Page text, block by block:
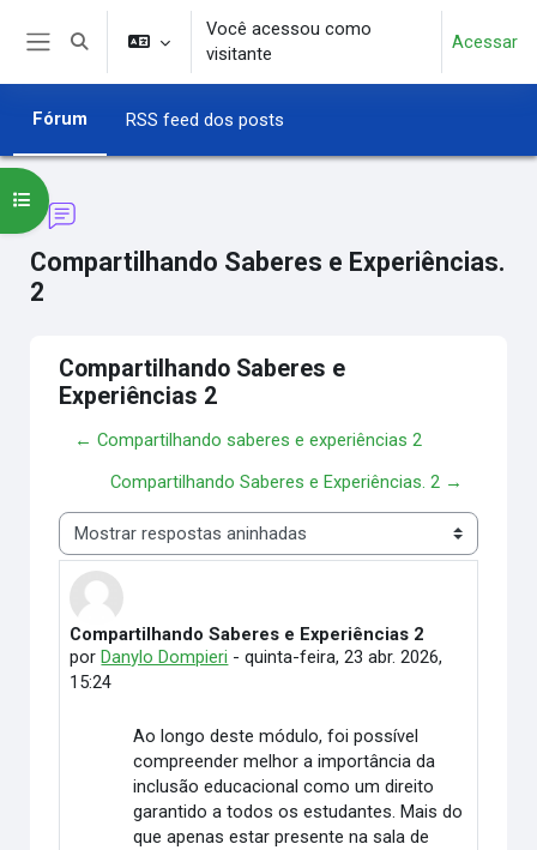
Ir para o conteúdo principal
Alternar entrada de pesquisa
Você acessou como
visitante
Acessar
Fórum RSS feed dos posts
Compartilhando Saberes e Experiências.
2
Abrir índice do curso
Compartilhando Saberes e
Experiências 2
← Compartilhando saberes e experiências 2
Compartilhando Saberes e Experiências. 2 →
Modo de visualização
Compartilhando Saberes e Experiências 2
por Danylo Dompieri -quinta-feira, 23 abr. 2026,
15:24
Número de respostas: 0
Ao longo deste módulo, foi possível
compreender melhor a importância da
inclusão educacional como um direito
garantido a todos os estudantes. Mais do
que apenas estar presente na sala de